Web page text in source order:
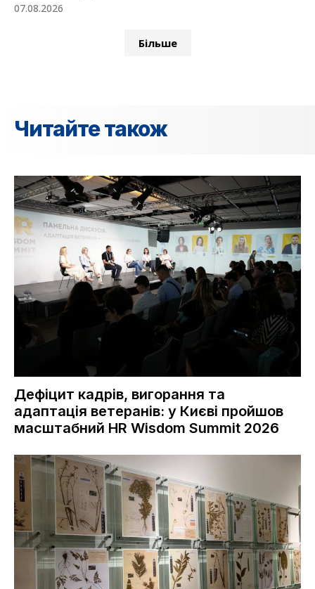
07.08.2026
Більше
Читайте також
Дефіцит кадрів, вигорання та
адаптація ветеранів: у Києві пройшов
масштабний HR Wisdom Summit 2026